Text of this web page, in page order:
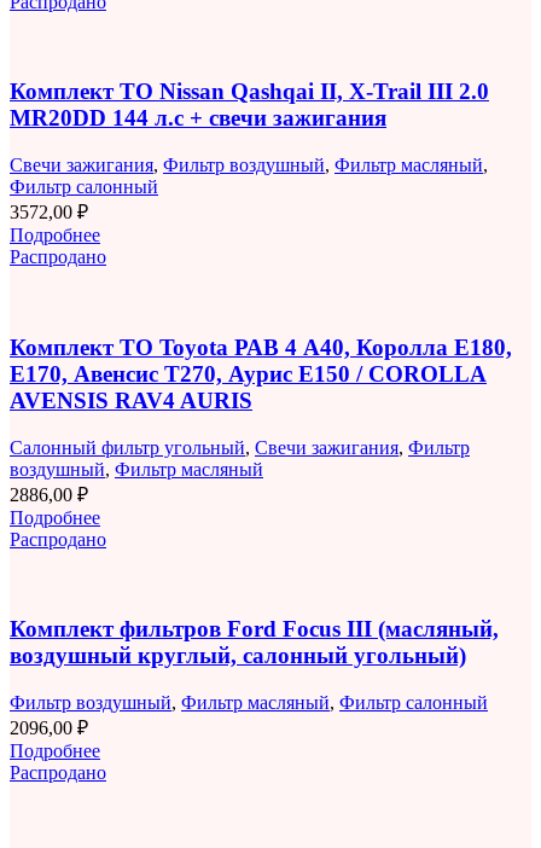
Комплект ТО Nissan Qashqai II, X-Trail III 2.0
MR20DD 144 л.с + свечи зажигания
Свечи зажигания, Фильтр воздушный, Фильтр масляный,
Фильтр салонный
3572,00 ₽
Подробнее
Распродано
Комплект ТО Toyota РАВ 4 A40, Королла E180,
E170, Авенсис T270, Аурис E150 / COROLLA
AVENSIS RAV4 AURIS
Салонный фильтр угольный, Свечи зажигания, Фильтр
воздушный, Фильтр масляный
2886,00 ₽
Подробнее
Распродано
Комплект фильтров Ford Focus III (масляный,
воздушный круглый, салонный угольный)
Фильтр воздушный, Фильтр масляный, Фильтр салонный
2096,00 ₽
Подробнее
Распродано